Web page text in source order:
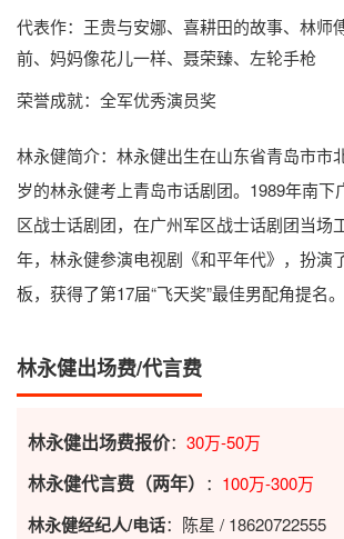
代表作：王贵与安娜、喜耕田的故事、林师
前、妈妈像花儿一样、聂荣臻、左轮手枪
荣誉成就：全军优秀演员奖
林永健简介：林永健出生在山东省青岛市市
岁的林永健考上青岛市话剧团。1989年南下
区战士话剧团，在广州军区战士话剧团当场
年，林永健参演电视剧《和平年代》，扮演
板，获得了第17届“飞天奖”最佳男配角提名
林永健出场费/代言费
林永健出场费报价： 30万-50万
林永健代言费（两年） ： 100万-300万
林永健经纪人/电话：陈星 / 18620722555